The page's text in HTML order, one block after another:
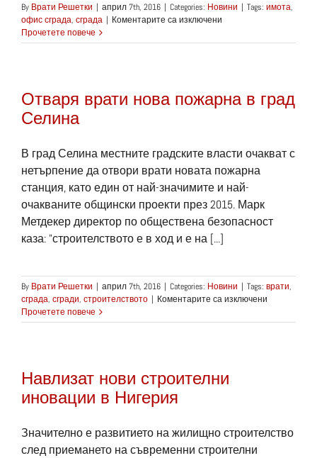
By Врати Решетки | април 7th, 2016 | Categories: Новини | Tags: имота,
офис сграда, сграда | Коментарите са изключени
за
сграда
се
Прочетете повече
Отваря врати нова пожарна в град
Селина
В град Селина местните градските власти очакват с
нетърпение да отвори врати новата пожарна
станция, като един от най-значимите и най-
очакваните общински проекти през 2015. Марк
Метдекер директор по обществена безопасност
каза: "строителството е в ход и е на [...]
By Врати Решетки | април 7th, 2016 | Categories: Новини | Tags: врати,
сграда, сгради, строителството | Коментарите са изключени
врати
Прочетете повече
Навлизат нови строителни
иновации в Нигерия
Значително е развитието на жилищно строителство
след приемането на съвременни строителни